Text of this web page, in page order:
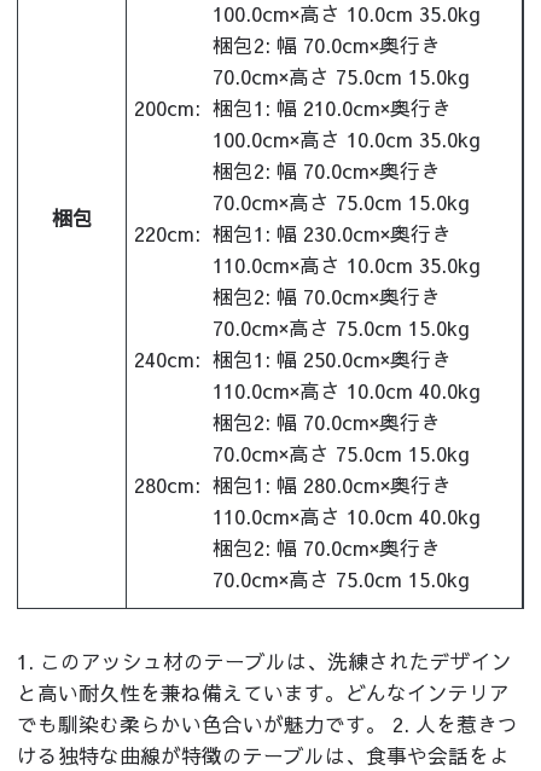
梱包
100.0cm×高さ 10.0cm 35.0kg
梱包2: 幅 70.0cm×奥行き
70.0cm×高さ 75.0cm 15.0kg
200cm: 梱包1: 幅 210.0cm×奥行き
100.0cm×高さ 10.0cm 35.0kg
梱包2: 幅 70.0cm×奥行き
70.0cm×高さ 75.0cm 15.0kg
220cm: 梱包1: 幅 230.0cm×奥行き
110.0cm×高さ 10.0cm 35.0kg
梱包2: 幅 70.0cm×奥行き
70.0cm×高さ 75.0cm 15.0kg
240cm: 梱包1: 幅 250.0cm×奥行き
110.0cm×高さ 10.0cm 40.0kg
梱包2: 幅 70.0cm×奥行き
70.0cm×高さ 75.0cm 15.0kg
280cm: 梱包1: 幅 280.0cm×奥行き
110.0cm×高さ 10.0cm 40.0kg
梱包2: 幅 70.0cm×奥行き
70.0cm×高さ 75.0cm 15.0kg
1. このアッシュ材のテーブルは、洗練されたデザイン
と高い耐久性を兼ね備えています。どんなインテリア
でも馴染む柔らかい色合いが魅力です。 2. 人を惹きつ
ける独特な曲線が特徴のテーブルは、食事や会話をよ